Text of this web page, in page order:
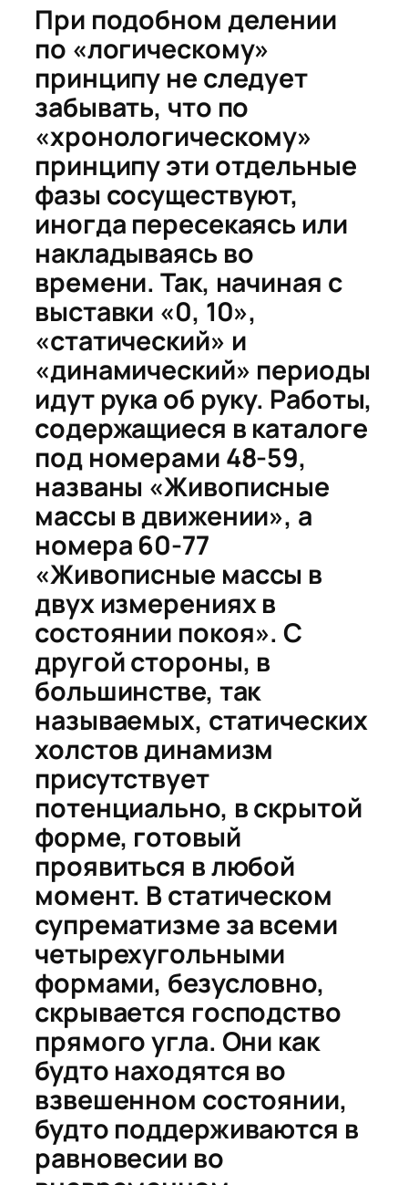
При подобном делении
по «логическому»
принципу не следует
забывать, что по
«хронологическому»
принципу эти отдельные
фазы сосуществуют,
иногда пересекаясь или
накладываясь во
времени. Так, начиная с
выставки «0, 10»,
«статический» и
«динамический» периоды
идут рука об руку. Работы,
содержащиеся в каталоге
под номерами 48-59,
названы «Живописные
массы в движении», а
номера 60-77
«Живописные массы в
двух измерениях в
состоянии покоя». С
другой стороны, в
большинстве, так
называемых, статических
холстов динамизм
присутствует
потенциально, в скрытой
форме, готовый
проявиться в любой
момент. В статическом
супрематизме за всеми
четырехугольными
формами, безусловно,
скрывается господство
прямого угла. Они как
будто находятся во
взвешенном состоянии,
будто поддерживаются в
равновесии во